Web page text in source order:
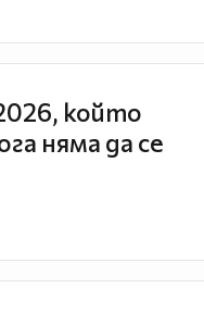
който
няма да се